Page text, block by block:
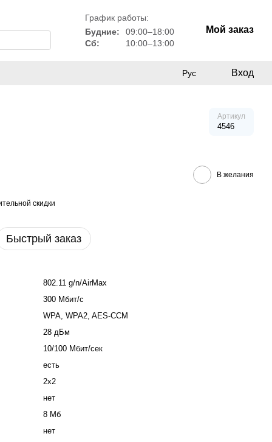
График работы:
Будние:
09:00–18:00
Сб:
10:00–13:00
Мой заказ
Рус Вход
Артикул
4546
В желания
скидки
Быстрый заказ
802.11 g/n/AirMax
300 Мбит/с
WPA, WPA2, AES-CCM
28 дБм
10/100 Мбит/сек
есть
2x2
нет
8 Mб
нет